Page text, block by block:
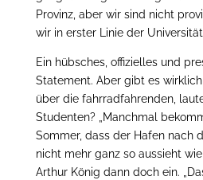
Provinz, aber wir sind nicht
wir in erster Linie der Universität
Ein hübsches, offizielles und
Statement. Aber gibt es
über die fahrradfahrenden,
Studenten? „Manchmal
Sommer, dass der Hafen nach
nicht mehr ganz so aussieht wie
Arthur König dann doch ein.